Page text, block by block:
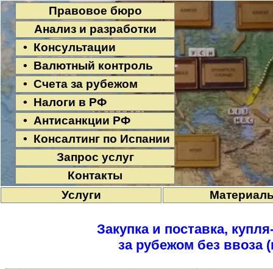
Правовое бюро
Анализ и разработки
• Консультации
• Валютный контроль
• Счета за рубежом
• Налоги в РФ
• Антисанкции РФ
• Консалтинг по Испании
Запрос услуг
Контакты
Услуги
Закупка и поставка,
за рубежом без ввоза